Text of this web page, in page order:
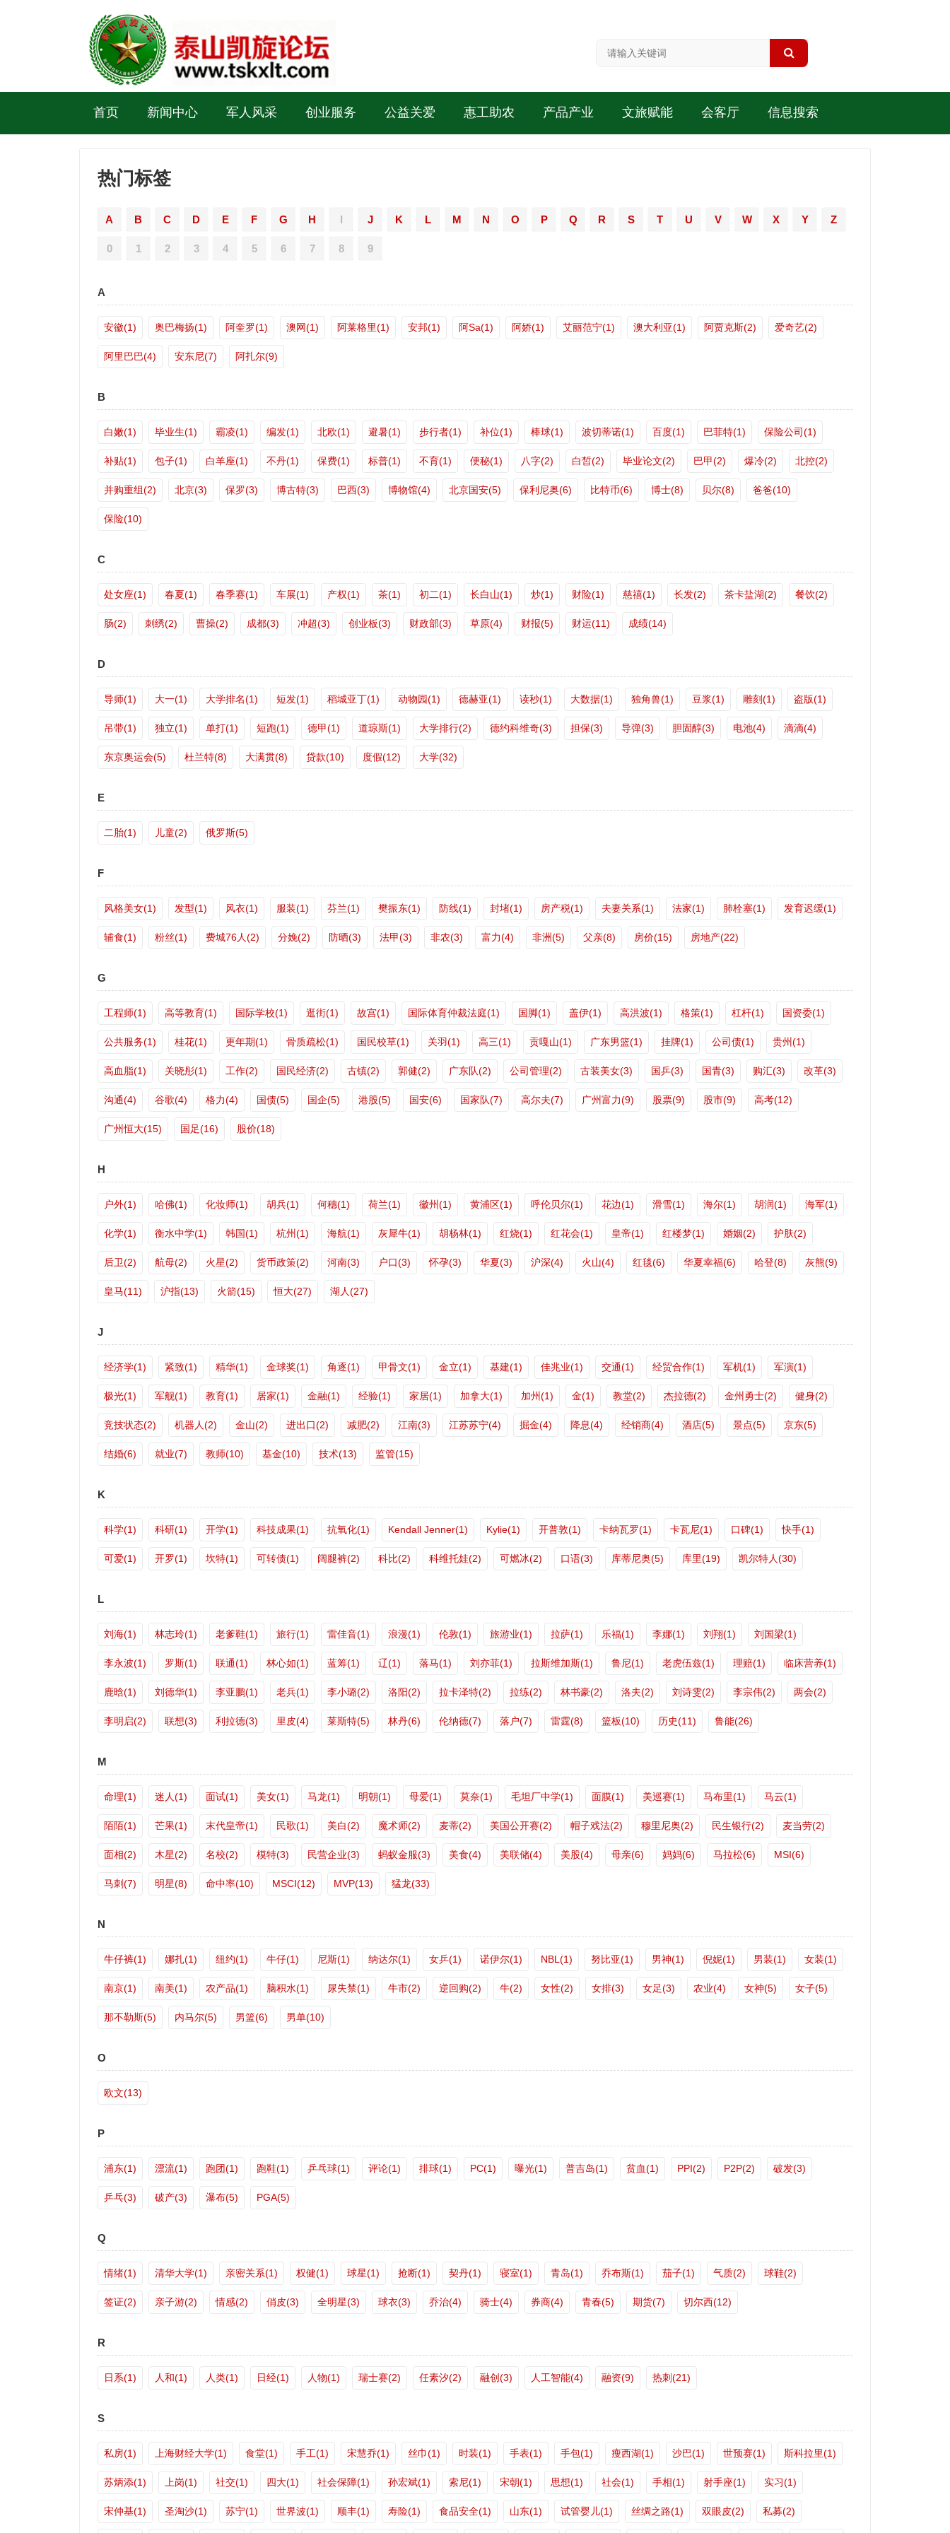
首页 新闻中心 军人风采 创业服务 公益关爱 惠工助农 产品产业 文旅赋能 会客厅 信息搜索
热门标签
A B C D E F G H I J K L M N O P Q R S T U V W X Y Z
0 1 2 3 4 5 6 7 8 9
A
安徽(1) 奥巴梅扬(1) 阿奎罗(1) 澳网(1) 阿莱格里(1) 安邦(1) 阿Sa(1) 阿娇(1) 艾丽范宁(1) 澳大利亚(1) 阿贾克斯(2) 爱奇艺(2)
阿里巴巴(4) 安东尼(7) 阿扎尔(9)
B
白嫩(1) 毕业生(1) 霸凌(1) 编发(1) 北欧(1) 避暑(1) 步行者(1) 补位(1) 棒球(1) 波切蒂诺(1) 百度(1) 巴菲特(1) 保险公司(1)
补贴(1) 包子(1) 白羊座(1) 不丹(1) 保费(1) 标普(1) 不育(1) 便秘(1) 八字(2) 白皙(2) 毕业论文(2) 巴甲(2) 爆冷(2) 北控(2)
并购重组(2) 北京(3) 保罗(3) 博古特(3) 巴西(3) 博物馆(4) 北京国安(5) 保利尼奥(6) 比特币(6) 博士(8) 贝尔(8) 爸爸(10)
保险(10)
C
处女座(1) 春夏(1) 春季赛(1) 车展(1) 产权(1) 茶(1) 初二(1) 长白山(1) 炒(1) 财险(1) 慈禧(1) 长发(2) 茶卡盐湖(2) 餐饮(2)
肠(2) 刺绣(2) 曹操(2) 成都(3) 冲超(3) 创业板(3) 财政部(3) 草原(4) 财报(5) 财运(11) 成绩(14)
D
导师(1) 大一(1) 大学排名(1) 短发(1) 稻城亚丁(1) 动物园(1) 德赫亚(1) 读秒(1) 大数据(1) 独角兽(1) 豆浆(1) 雕刻(1) 盗版(1)
吊带(1) 独立(1) 单打(1) 短跑(1) 德甲(1) 道琼斯(1) 大学排行(2) 德约科维奇(3) 担保(3) 导弹(3) 胆固醇(3) 电池(4) 滴滴(4)
东京奥运会(5) 杜兰特(8) 大满贯(8) 贷款(10) 度假(12) 大学(32)
E
二胎(1) 儿童(2) 俄罗斯(5)
F
风格美女(1) 发型(1) 风衣(1) 服装(1) 芬兰(1) 樊振东(1) 防线(1) 封堵(1) 房产税(1) 夫妻关系(1) 法家(1) 肺栓塞(1) 发育迟缓(1)
辅食(1) 粉丝(1) 费城76人(2) 分娩(2) 防晒(3) 法甲(3) 非农(3) 富力(4) 非洲(5) 父亲(8) 房价(15) 房地产(22)
G
工程师(1) 高等教育(1) 国际学校(1) 逛街(1) 故宫(1) 国际体育仲裁法庭(1) 国脚(1) 盖伊(1) 高洪波(1) 格策(1) 杠杆(1) 国资委(1)
公共服务(1) 桂花(1) 更年期(1) 骨质疏松(1) 国民校草(1) 关羽(1) 高三(1) 贡嘎山(1) 广东男篮(1) 挂牌(1) 公司债(1) 贵州(1)
高血脂(1) 关晓彤(1) 工作(2) 国民经济(2) 古镇(2) 郭健(2) 广东队(2) 公司管理(2) 古装美女(3) 国乒(3) 国青(3) 购汇(3) 改革(3)
沟通(4) 谷歌(4) 格力(4) 国债(5) 国企(5) 港股(5) 国安(6) 国家队(7) 高尔夫(7) 广州富力(9) 股票(9) 股市(9) 高考(12)
广州恒大(15) 国足(16) 股价(18)
H
户外(1) 哈佛(1) 化妆师(1) 胡兵(1) 何穗(1) 荷兰(1) 徽州(1) 黄浦区(1) 呼伦贝尔(1) 花边(1) 滑雪(1) 海尔(1) 胡润(1) 海军(1)
化学(1) 衡水中学(1) 韩国(1) 杭州(1) 海航(1) 灰犀牛(1) 胡杨林(1) 红烧(1) 红花会(1) 皇帝(1) 红楼梦(1) 婚姻(2) 护肤(2)
后卫(2) 航母(2) 火星(2) 货币政策(2) 河南(3) 户口(3) 怀孕(3) 华夏(3) 沪深(4) 火山(4) 红毯(6) 华夏幸福(6) 哈登(8) 灰熊(9)
皇马(11) 沪指(13) 火箭(15) 恒大(27) 湖人(27)
J
经济学(1) 紧致(1) 精华(1) 金球奖(1) 角逐(1) 甲骨文(1) 金立(1) 基建(1) 佳兆业(1) 交通(1) 经贸合作(1) 军机(1) 军演(1)
极光(1) 军舰(1) 教育(1) 居家(1) 金融(1) 经验(1) 家居(1) 加拿大(1) 加州(1) 金(1) 教堂(2) 杰拉德(2) 金州勇士(2) 健身(2)
竞技状态(2) 机器人(2) 金山(2) 进出口(2) 减肥(2) 江南(3) 江苏苏宁(4) 掘金(4) 降息(4) 经销商(4) 酒店(5) 景点(5) 京东(5)
结婚(6) 就业(7) 教师(10) 基金(10) 技术(13) 监管(15)
K
科学(1) 科研(1) 开学(1) 科技成果(1) 抗氧化(1) Kendall Jenner(1) Kylie(1) 开普敦(1) 卡纳瓦罗(1) 卡瓦尼(1) 口碑(1) 快手(1)
可爱(1) 开罗(1) 坎特(1) 可转债(1) 阔腿裤(2) 科比(2) 科维托娃(2) 可燃冰(2) 口语(3) 库蒂尼奥(5) 库里(19) 凯尔特人(30)
L
刘海(1) 林志玲(1) 老爹鞋(1) 旅行(1) 雷佳音(1) 浪漫(1) 伦敦(1) 旅游业(1) 拉萨(1) 乐福(1) 李娜(1) 刘翔(1) 刘国梁(1)
李永波(1) 罗斯(1) 联通(1) 林心如(1) 蓝筹(1) 辽(1) 落马(1) 刘亦菲(1) 拉斯维加斯(1) 鲁尼(1) 老虎伍兹(1) 理赔(1) 临床营养(1)
鹿晗(1) 刘德华(1) 李亚鹏(1) 老兵(1) 李小璐(2) 洛阳(2) 拉卡泽特(2) 拉练(2) 林书豪(2) 洛夫(2) 刘诗雯(2) 李宗伟(2) 两会(2)
李明启(2) 联想(3) 利拉德(3) 里皮(4) 莱斯特(5) 林丹(6) 伦纳德(7) 落户(7) 雷霆(8) 篮板(10) 历史(11) 鲁能(26)
M
命理(1) 迷人(1) 面试(1) 美女(1) 马龙(1) 明朝(1) 母爱(1) 莫奈(1) 毛坦厂中学(1) 面膜(1) 美巡赛(1) 马布里(1) 马云(1)
陌陌(1) 芒果(1) 末代皇帝(1) 民歌(1) 美白(2) 魔术师(2) 麦蒂(2) 美国公开赛(2) 帽子戏法(2) 穆里尼奥(2) 民生银行(2) 麦当劳(2)
面相(2) 木星(2) 名校(2) 模特(3) 民营企业(3) 蚂蚁金服(3) 美食(4) 美联储(4) 美股(4) 母亲(6) 妈妈(6) 马拉松(6) MSI(6)
马刺(7) 明星(8) 命中率(10) MSCI(12) MVP(13) 猛龙(33)
N
牛仔裤(1) 娜扎(1) 纽约(1) 牛仔(1) 尼斯(1) 纳达尔(1) 女乒(1) 诺伊尔(1) NBL(1) 努比亚(1) 男神(1) 倪妮(1) 男装(1) 女装(1)
南京(1) 南美(1) 农产品(1) 脑积水(1) 尿失禁(1) 牛市(2) 逆回购(2) 牛(2) 女性(2) 女排(3) 女足(3) 农业(4) 女神(5) 女子(5)
那不勒斯(5) 内马尔(5) 男篮(6) 男单(10)
O
欧文(13)
P
浦东(1) 漂流(1) 跑团(1) 跑鞋(1) 乒乓球(1) 评论(1) 排球(1) PC(1) 曝光(1) 普吉岛(1) 贫血(1) PPI(2) P2P(2) 破发(3)
乒乓(3) 破产(3) 瀑布(5) PGA(5)
Q
情绪(1) 清华大学(1) 亲密关系(1) 权健(1) 球星(1) 抢断(1) 契丹(1) 寝室(1) 青岛(1) 乔布斯(1) 茄子(1) 气质(2) 球鞋(2)
签证(2) 亲子游(2) 情感(2) 俏皮(3) 全明星(3) 球衣(3) 乔治(4) 骑士(4) 券商(4) 青春(5) 期货(7) 切尔西(12)
R
日系(1) 人和(1) 人类(1) 日经(1) 人物(1) 瑞士赛(2) 任素汐(2) 融创(3) 人工智能(4) 融资(9) 热刺(21)
S
私房(1) 上海财经大学(1) 食堂(1) 手工(1) 宋慧乔(1) 丝巾(1) 时装(1) 手表(1) 手包(1) 瘦西湖(1) 沙巴(1) 世预赛(1) 斯科拉里(1)
苏炳添(1) 上岗(1) 社交(1) 四大(1) 社会保障(1) 孙宏斌(1) 索尼(1) 宋朝(1) 思想(1) 社会(1) 手相(1) 射手座(1) 实习(1)
宋仲基(1) 圣淘沙(1) 苏宁(1) 世界波(1) 顺丰(1) 寿险(1) 食品安全(1) 山东(1) 试管婴儿(1) 丝绸之路(1) 双眼皮(2) 私募(2)